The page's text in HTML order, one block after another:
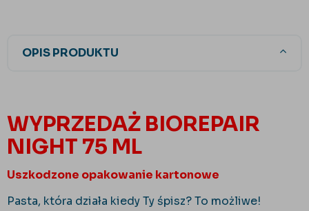
OPIS PRODUKTU
WYPRZEDAŻ BIOREPAIR
NIGHT 75 ML
Uszkodzone opakowanie kartonowe
Pasta, która działa kiedy Ty śpisz? To możliwe!